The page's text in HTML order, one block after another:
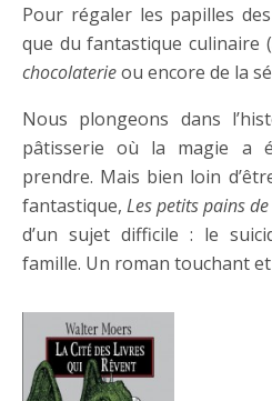
Pour régaler les papilles
que du fantastique culinaire
chocolaterieou encore de la
Nous plongeons dans
pâtisserie où la magie a
prendre. Mais bien loin
fantastique,Les petits pains
d’un sujet difficile : le
famille. Un roman touchant